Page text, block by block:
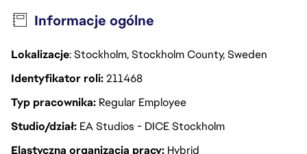
Informacje ogólne
Lokalizacje: Stockholm, Stockholm County, Sweden
Identyfikator roli211468
Typ pracownika Regular Employee
Studio/dział EA Studios - DICE Stockholm
Elastyczna organizacja pracy Hybrid